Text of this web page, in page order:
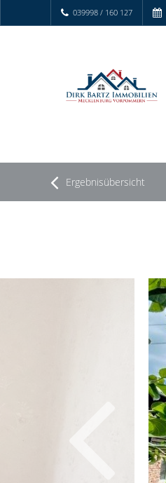
039998 / 160 127
Ergebnisübersicht